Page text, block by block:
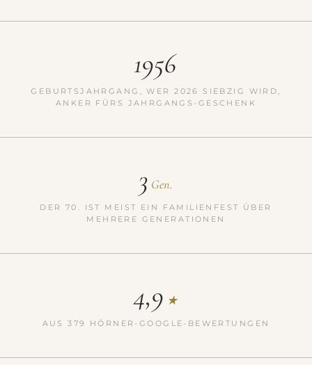
1956
GEBURTSJAHRGANG, WER 2026 SIEBZIG WIRD,
ANKER FÜRS JAHRGANGS-GESCHENK
3 Gen.
DER 70. IST MEIST EIN FAMILIENFEST ÜBER
MEHRERE GENERATIONEN
4,9 ★
AUS 379 HÖRNER-GOOGLE-BEWERTUNGEN